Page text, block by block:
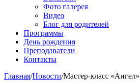
Фото галерея
Видео
Блог для родителей
Программы
День рождения
Преподаватели
Контакты
Главная/Новости/Мастер-класс «Ангел»